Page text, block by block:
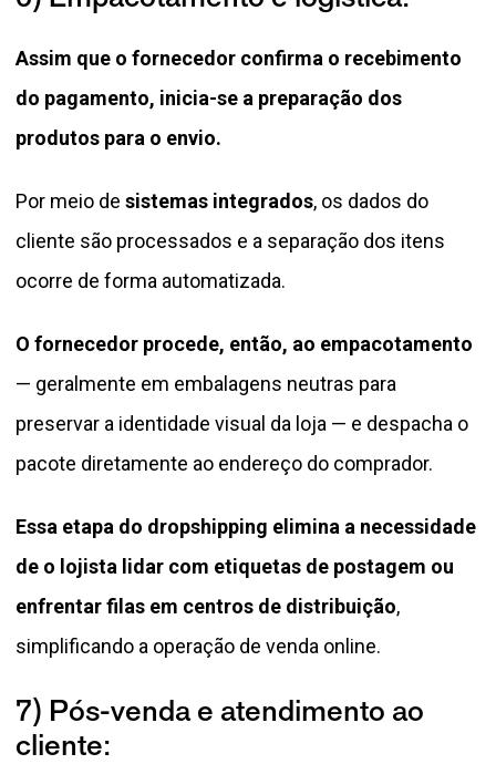
Assim que o fornecedor confirma o recebimento
do pagamento, inicia-se a preparação dos
produtos para o envio.
Por meio de sistemas integrados, os dados do
cliente são processados e a separação dos itens
ocorre de forma automatizada.
O fornecedor procede, então, ao empacotamento
— geralmente em embalagens neutras para
preservar a identidade visual da loja — e despacha o
pacote diretamente ao endereço do comprador.
Essa etapa do dropshipping elimina a necessidade
de o lojista lidar com etiquetas de postagem ou
enfrentar filas em centros de distribuição,
simplificando a operação de venda online.
7) Pós-venda e atendimento ao
cliente: